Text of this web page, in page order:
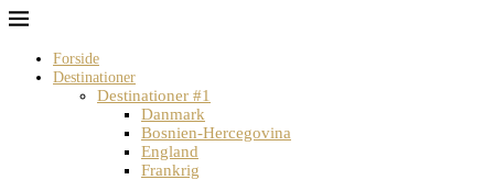
Forside
Destinationer
Destinationer #1
Danmark
Bosnien-Hercegovina
England
Frankrig